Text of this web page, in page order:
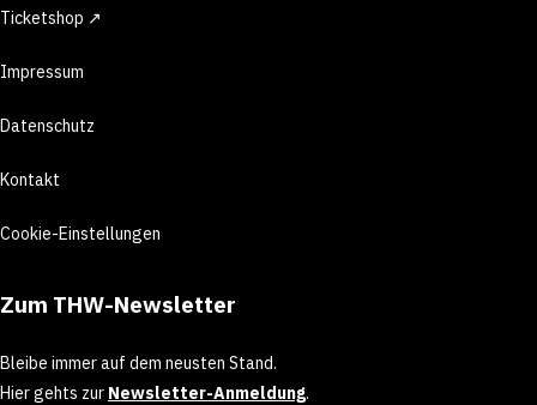
Ticketshop ↗
Impressum
Datenschutz
Kontakt
Cookie-Einstellungen
Zum THW-Newsletter
Bleibe immer auf dem neusten Stand.
Hier gehts zur Newsletter-Anmeldung.